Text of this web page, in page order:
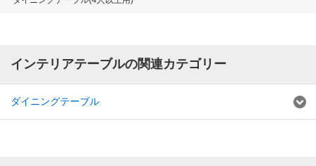
インテリアテーブルの関連カテゴリー
ダイニングテーブル